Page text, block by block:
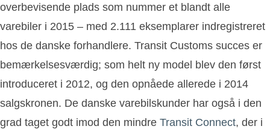
overbevisende plads som nummer et blandt alle
varebiler i 2015 – med 2.111 eksemplarer indregistreret
hos de danske forhandlere. Transit Customs succes er
bemærkelsesværdig; som helt ny model blev den først
introduceret i 2012, og den opnåede allerede i 2014
salgskronen. De danske varebilskunder har også i den
grad taget godt imod den mindre Transit Connect, der i